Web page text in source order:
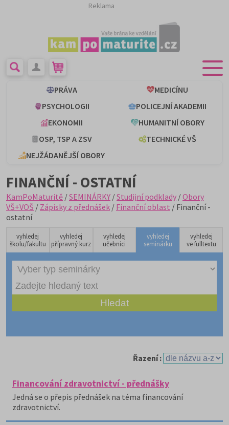
Reklama
PRÁVA
MEDICÍNU
PSYCHOLOGII
POLICEJNÍ AKADEMII
EKONOMII
HUMANITNÍ OBORY
OSP, TSP A ZSV
TECHNICKÉ VŠ
NEJŽÁDANĚJŠÍ OBORY
FINANČNÍ - OSTATNÍ
KamPoMaturitě /SEMINÁRKY /Studijní podklady /Obory
VŠ+VOŠ / Zápisky z přednášek / Finanční oblast / Finanční -
ostatní
vyhledej
školu/fakultu
vyhledej
přípravný kurz
vyhledej
učebnici
vyhledej
seminárku
vyhledej
ve fulltextu
Řazení :
Financování zdravotnictví - přednášky
Jedná se o přepis přednášek na téma financování
zdravotnictví.